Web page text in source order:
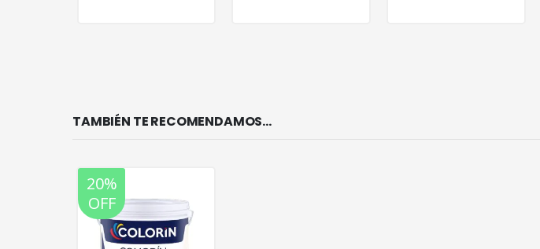
TAMBIÉN TE RECOMENDAMOS…
20%
OFF